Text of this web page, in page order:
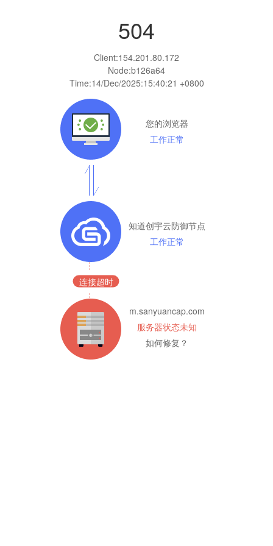
504
Client:154.201.80.172
Node:b126a64
Time:14/Dec/2025:15:40:21 +0800
您的浏览器
工作正常
知道创宇云防御节点
工作正常
连接超时
m.sanyuancap.com
服务器状态未知
如何修复？